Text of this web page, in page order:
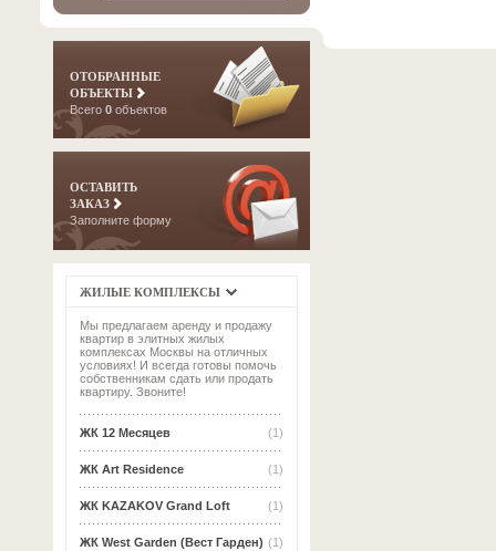
ОТОБРАННЫЕ
ОБЪЕКТЫ
Всего 0 объектов
ОСТАВИТЬ
ЗАКАЗ
Заполните форму
ЖИЛЫЕ КОМПЛЕКСЫ
Мы предлагаем аренду и продажу
квартир в элитных жилых
комплексах Москвы на отличных
условиях! И всегда готовы помочь
собственникам сдать или продать
квартиру. Звоните!
(1)
ЖК 12 Месяцев
(1)
ЖК Art Residence
(1)
ЖК KAZAKOV Grand Loft
(1)
ЖК West Garden (Вест Гарден)